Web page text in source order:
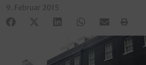
9. Februar 2015